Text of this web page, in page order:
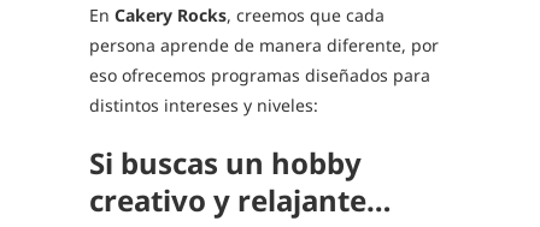
En Cakery Rocks, creemos que cada
persona aprende de manera diferente, por
eso ofrecemos programas diseñados para
distintos intereses y niveles:
Si buscas un hobby
creativo y relajante…